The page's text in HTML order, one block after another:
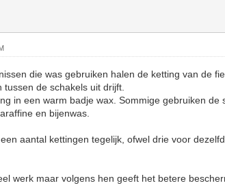
die was gebruiken halen de ketting van de
tussen de schakels uit drijft.
in een warm badje wax. Sommige gebruiken de
en bijenwas.
aantal kettingen tegelijk, ofwel drie voor
werk maar volgens hen geeft het betere